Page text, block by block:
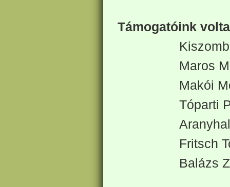
Támogatóink
Maros
Makói
Tóparti
Fritsch
Balázs